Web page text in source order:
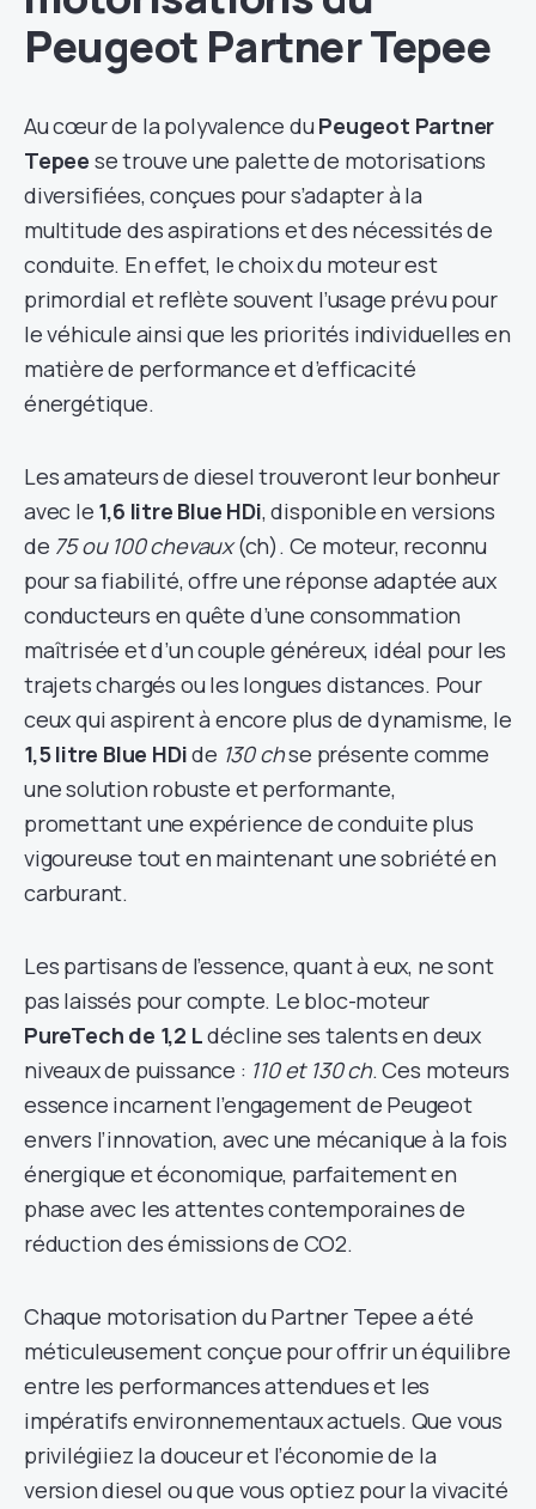
Peugeot Partner Tepee
Au cœur de la polyvalence du Peugeot Partner
Tepee se trouve une palette de motorisations
diversifiées, conçues pour s’adapter à la
multitude des aspirations et des nécessités de
conduite. En effet, le choix du moteur est
primordial et reflète souvent l’usage prévu pour
le véhicule ainsi que les priorités individuelles en
matière de performance et d’efficacité
énergétique.
Les amateurs de diesel trouveront leur bonheur
avec le 1,6 litre Blue HDi, disponible en versions
de 75 ou 100 chevaux(ch). Ce moteur, reconnu
pour sa fiabilité, offre une réponse adaptée aux
conducteurs en quête d’une consommation
maîtrisée et d’un couple généreux, idéal pour les
trajets chargés ou les longues distances. Pour
ceux qui aspirent à encore plus de dynamisme, le
1,5 litre Blue HDide 130 chse présente comme
une solution robuste et performante,
promettant une expérience de conduite plus
vigoureuse tout en maintenant une sobriété en
carburant.
Les partisans de l’essence, quant à eux, ne sont
pas laissés pour compte. Le bloc-moteur
PureTech de 1,2 Ldécline ses talents en deux
niveaux de puissance : 110 et 130 ch. Ces moteurs
essence incarnent l’engagement de Peugeot
envers l’innovation, avec une mécanique à la fois
énergique et économique, parfaitement en
phase avec les attentes contemporaines de
réduction des émissions de CO2.
Chaque motorisation du Partner Tepee a été
méticuleusement conçue pour offrir un équilibre
entre les performances attendues et les
impératifs environnementaux actuels. Que vous
privilégiiez la douceur et l’économie de la
version diesel ou que vous optiez pour la vivacité